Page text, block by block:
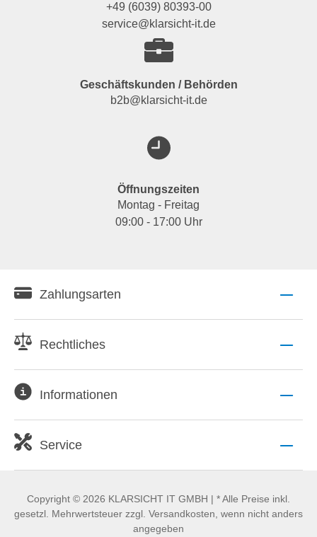
+49 (6039) 80393-00
service@klarsicht-it.de
Geschäftskunden / Behörden
b2b@klarsicht-it.de
Öffnungszeiten
Montag - Freitag
09:00 - 17:00 Uhr
Zahlungsarten
Rechtliches
Informationen
Service
Copyright © 2026 KLARSICHT IT GMBH | * Alle Preise inkl.
gesetzl. Mehrwertsteuer zzgl. Versandkosten, wenn nicht anders
angegeben